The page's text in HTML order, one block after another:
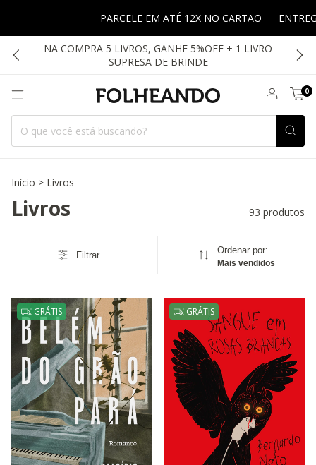
PARCELE EM ATÉ 12X NO CARTÃO ENTREGA PARA TODO
NA COMPRA 5 LIVROS, GANHE 5%OFF + 1 LIVRO
SUPRESA DE BRINDE
0
Início > Livros
Livros 93 produtos
Filtrar Ordenar por:
Mais vendidos
GRÁTIS GRÁTIS